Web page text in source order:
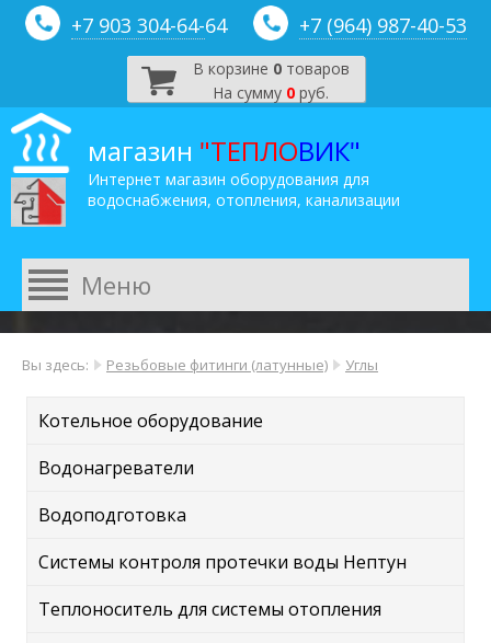
+7 903 304-64-64 +7 (964) 987-40-53
В корзине 0товаров
На сумму 0 руб.
магазин "ТЕПЛОВИК"
Интернет магазин оборудования для
водоснабжения, отопления, канализации
Вы здесь: Резьбовые фитинги (латунные) Углы
Котельное оборудование
Водонагреватели
Водоподготовка
Системы контроля протечки воды Нептун
Теплоноситель для системы отопления